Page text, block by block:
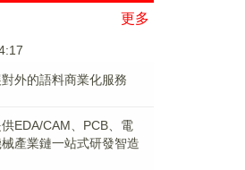
更多
外的語料商業化服務
EDA/CAM、PCB、電
產業鏈一站式研發智造